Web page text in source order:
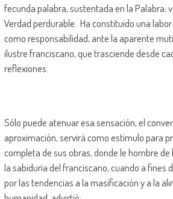
fecunda palabra, sustentada en la Palabra;
Verdad perdurable. Ha constituido una
como responsabilidad, ante la aparente
ilustre franciscano, que trasciende desde
reflexiones.
Sólo puede atenuar esa sensación, el
aproximación, servirá como estímulo para
completa de sus obras, donde le hombre de
la sabiduría del franciscano, cuando a fines
por las tendencias a la masificación y a la